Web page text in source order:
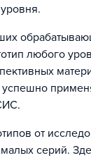
любого
от
серий.